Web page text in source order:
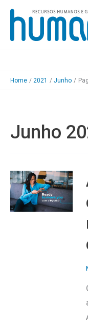
Skip
content
Home 2021 Junho
Junho